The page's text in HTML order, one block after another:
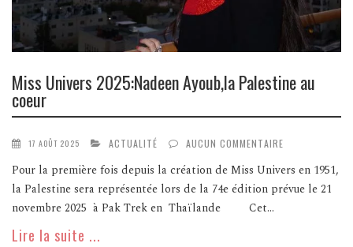
Miss Univers 2025:Nadeen Ayoub,la Palestine au
coeur
17 AOÛT 2025 ACTUALITÉ AUCUN COMMENTAIRE
Pour la première fois depuis la création de Miss Univers en 1951,
la Palestine sera représentée lors de la 74e édition prévue le 21
novembre 2025 à Pak Trek en Thaïlande Cet...
Lire la suite ...